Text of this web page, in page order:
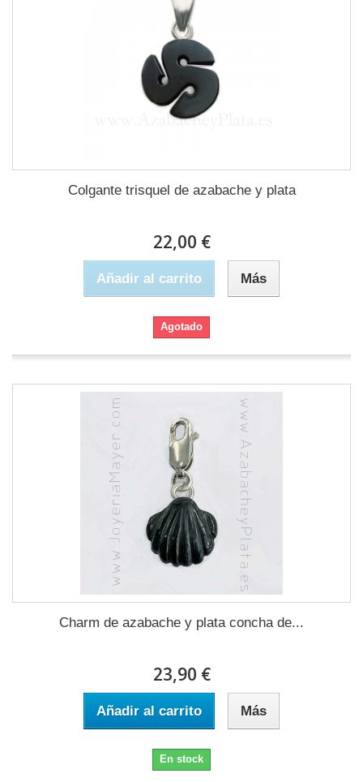
Colgante trisquel de azabache y plata
22,00 €
Añadir al carrito Más
Agotado
Charm de azabache y plata concha de...
23,90 €
Añadir al carrito Más
En stock